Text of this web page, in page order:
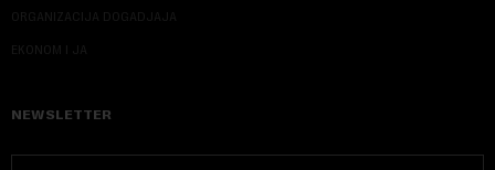
ORGANIZACIJA DOGADJAJA
EKONOM I JA
NEWSLETTER